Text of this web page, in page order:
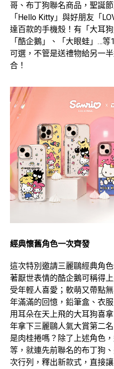
哥、布丁狗聯名商品，聖誕
「Hello Kitty」與好朋友「
達百款的手機殼！有「大耳
「酷企鵝」、「大眼蛙」…
可選，不管是送禮物給另一
合！
經典懷舊角色一次齊發
這次特別邀請三麗鷗經典角
著厭世表情的酷企鵝可稱得
受年輕人喜愛；軟萌又帶點
年滿滿的回憶，鉛筆盒、衣
用耳朵在天上飛的大耳狗喜
年拿下三麗鷗人氣大賞第二
是肉桂捲嗎？除了上述角色
等，就連先前聯名的布丁狗
次行列，釋出新款式，直接